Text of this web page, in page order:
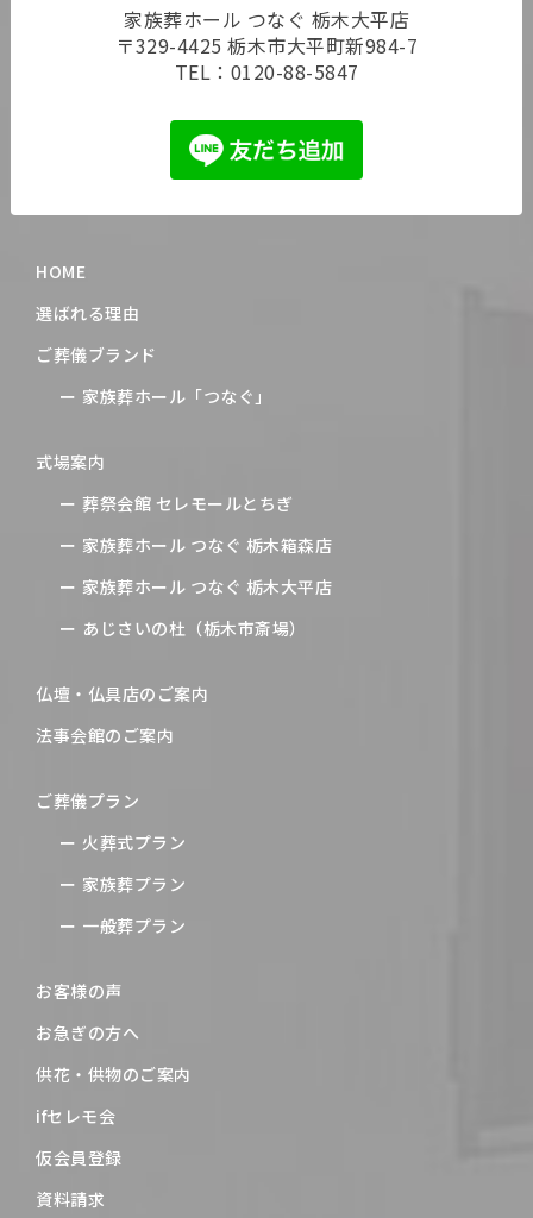
家族葬ホール つなぐ 栃木大平店
〒329-4425 栃木市大平町新984-7
TEL： 0120-88-5847
HOME
選ばれる理由
ご葬儀ブランド
家族葬ホール「つなぐ」
式場案内
葬祭会館 セレモールとちぎ
家族葬ホール つなぐ 栃木箱森店
家族葬ホール つなぐ 栃木大平店
あじさいの杜（栃木市斎場）
仏壇・仏具店のご案内
法事会館のご案内
ご葬儀プラン
火葬式プラン
家族葬プラン
一般葬プラン
お客様の声
お急ぎの方へ
供花・供物のご案内
ifセレモ会
仮会員登録
資料請求